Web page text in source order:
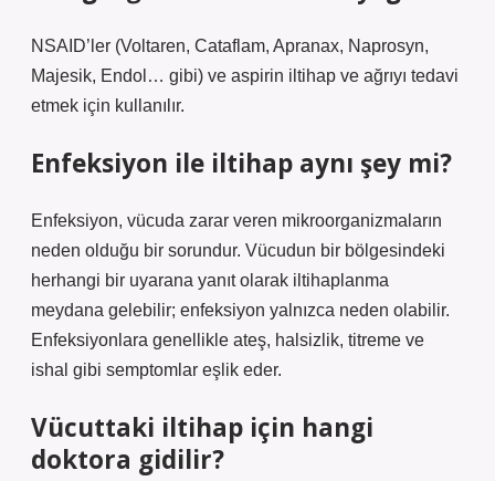
NSAID’ler (Voltaren, Cataflam, Apranax, Naprosyn,
Majesik, Endol… gibi) ve aspirin iltihap ve ağrıyı tedavi
etmek için kullanılır.
Enfeksiyon ile iltihap aynı şey mi?
Enfeksiyon, vücuda zarar veren mikroorganizmaların
neden olduğu bir sorundur. Vücudun bir bölgesindeki
herhangi bir uyarana yanıt olarak iltihaplanma
meydana gelebilir; enfeksiyon yalnızca neden olabilir.
Enfeksiyonlara genellikle ateş, halsizlik, titreme ve
ishal gibi semptomlar eşlik eder.
Vücuttaki iltihap için hangi
doktora gidilir?